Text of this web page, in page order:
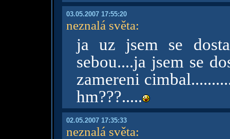
03.05.2007 17:55:20
neznalá světa:
ja uz jsem se
sebou....ja jsem se
zamereni
hm???.....
02.05.2007 17:35:33
neznalá světa: